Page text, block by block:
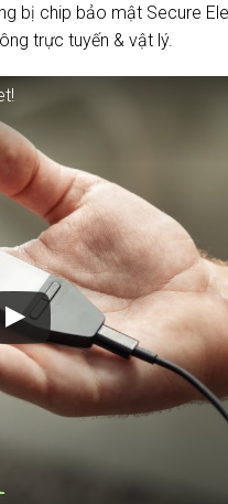
bị chip bảo mật Secure
trực tuyến & vật lý.